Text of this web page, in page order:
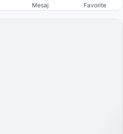
Mesaj Favorite